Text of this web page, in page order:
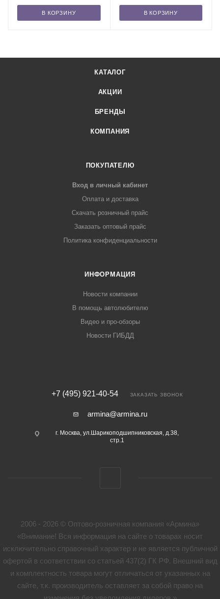
В КОРЗИНУ В КОРЗИНУ
КАТАЛОГ
АКЦИИ
БРЕНДЫ
КОМПАНИЯ
ПОКУПАТЕЛЮ
Вход в личный кабинет
Оплата и доставка
Скачать розничный прайс
Заказать оптовый прайс
Политика конфиденциальности
ИНФОРМАЦИЯ
Новости компании
В помощь автолюбителю
Видео и про-обзоры
Новости ГИБДД
+7 (495) 921-40-54 ЗАКАЗАТЬ ЗВОНОК
armina@armina.ru
г. Москва, ул.Шарикоподшипниковская, д.38,
стр.1
2006 - 2026 © Оптово-розничная компания «Армина»
«Внимание! Вся информация на сайте о товарах носит
исключительно справочный характер и не является публичной
офертой в соответствии со статьей 437(2) ГК РФ. Внешний вид
и комплектность товара могут отличаться от указанных на
сайте, т.к. производитель оставляет за собой право на